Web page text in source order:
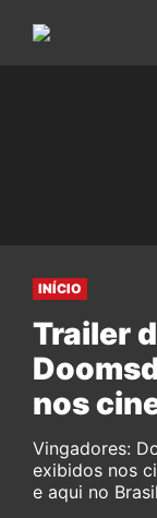
INÍCIO
Trailer
nos
Vingadores:
exibidos nos
e aqui no